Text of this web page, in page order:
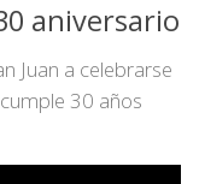
aniversario
Juan a celebrarse
30 años